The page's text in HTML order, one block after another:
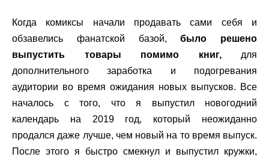
Когда комиксы начали продавать сами себя и
обзавелись фанатской базой,было решено
выпустить товары помимо книг,для
дополнительного заработка и подогревания
аудитории во время ожидания новых выпусков. Все
началось с того, что я выпустил новогодний
календарь на 2019 год, который неожиданно
продался даже лучше, чем новый на то время выпуск.
После этого я быстро смекнул и выпустил кружки,